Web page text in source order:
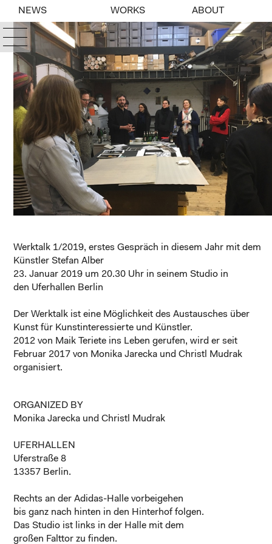
NEWS WORKS ABOUT
Werktalk 1/2019, erstes Gespräch in diesem Jahr mit dem
Künstler Stefan Alber
23. Januar 2019 um 20.30 Uhr in seinem Studio in
den Uferhallen Berlin
Der Werktalk ist eine Möglichkeit des Austausches über
Kunst für Kunstinteressierte und Künstler.
2012 von Maik Teriete ins Leben gerufen, wird er seit
Februar 2017 von Monika Jarecka und Christl Mudrak
organisiert.
ORGANIZED BY
Monika Jarecka und Christl Mudrak
UFERHALLEN
Uferstraße 8
13357 Berlin.
Rechts an der Adidas-Halle vorbeigehen
bis ganz nach hinten in den Hinterhof folgen.
Das Studio ist links in der Halle mit dem
großen Falttor zu finden.